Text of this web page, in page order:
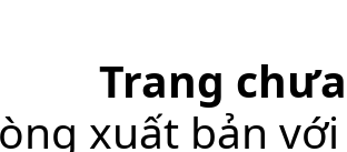
Trang
xuất bản